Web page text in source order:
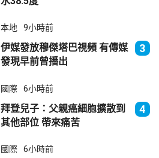
本地 9小時前
伊媒發放穆傑塔巴視頻 有傳媒
發現早前曾播出
3
國際 6小時前
拜登兒子：父親癌細胞擴散到
其他部位 帶來痛苦
4
國際 6小時前